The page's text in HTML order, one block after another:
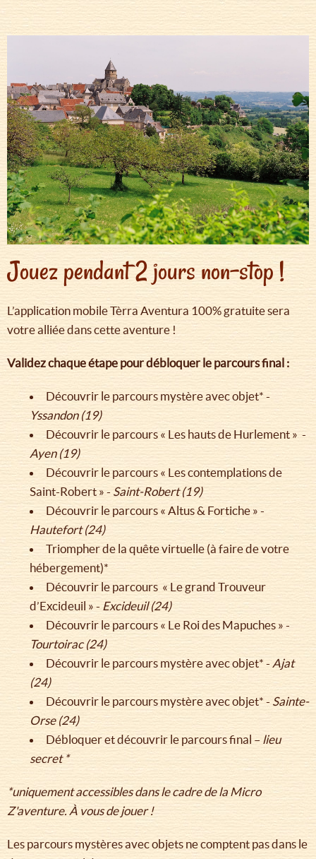
Jouez pendant 2 jours non-stop !
L’application mobile Tèrra Aventura 100% gratuite sera
votre alliée dans cette aventure !
Validez chaque étape pour débloquer le parcours final :
Découvrir le parcours mystère avec objet* -
Yssandon (19)
Découvrir le parcours « Les hauts de Hurlement » -
Ayen (19)
Découvrir le parcours « Les contemplations de
Saint-Robert » - Saint-Robert (19)
Découvrir le parcours « Altus & Fortiche » -
Hautefort (24)
Triompher de la quête virtuelle (à faire de votre
hébergement)*
Découvrir le parcours « Le grand Trouveur
d’Excideuil » - Excideuil (24)
Découvrir le parcours « Le Roi des Mapuches » -
Tourtoirac (24)
Découvrir le parcours mystère avec objet* - Ajat
(24)
Découvrir le parcours mystère avec objet* - Sainte-
Orse (24)
Débloquer et découvrir le parcours final – lieu
secret *
*uniquement accessibles dans le cadre de la Micro
Z'aventure. À vous de jouer !
Les parcours mystères avec objets ne comptent pas dans le